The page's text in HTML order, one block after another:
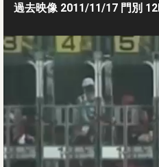
過去映像 2011/11/17 門別